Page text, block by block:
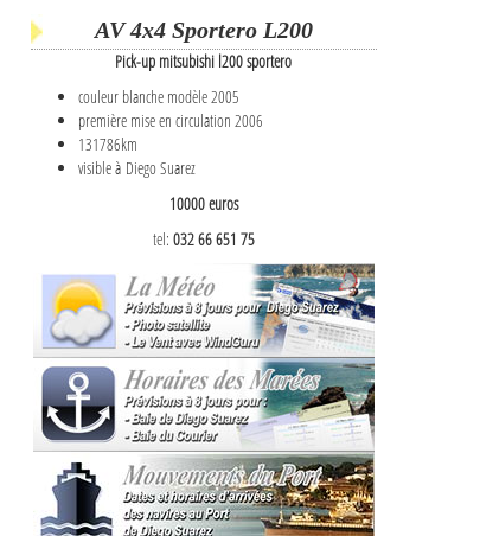
AV 4x4 Sportero L200
Pick-up mitsubishi l200 sportero
couleur blanche modèle 2005
première mise en circulation 2006
131786km
visible à Diego Suarez
10000 euros
tel: 032 66 651 75